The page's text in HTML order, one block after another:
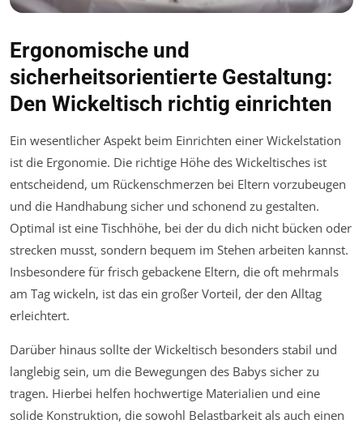
Ergonomische und
sicherheitsorientierte Gestaltung:
Den Wickeltisch richtig einrichten
Ein wesentlicher Aspekt beim Einrichten einer Wickelstation
ist die Ergonomie. Die richtige Höhe des Wickeltisches ist
entscheidend, um Rückenschmerzen bei Eltern vorzubeugen
und die Handhabung sicher und schonend zu gestalten.
Optimal ist eine Tischhöhe, bei der du dich nicht bücken oder
strecken musst, sondern bequem im Stehen arbeiten kannst.
Insbesondere für frisch gebackene Eltern, die oft mehrmals
am Tag wickeln, ist das ein großer Vorteil, der den Alltag
erleichtert.
Darüber hinaus sollte der Wickeltisch besonders stabil und
langlebig sein, um die Bewegungen des Babys sicher zu
tragen. Hierbei helfen hochwertige Materialien und eine
solide Konstruktion, die sowohl Belastbarkeit als auch einen